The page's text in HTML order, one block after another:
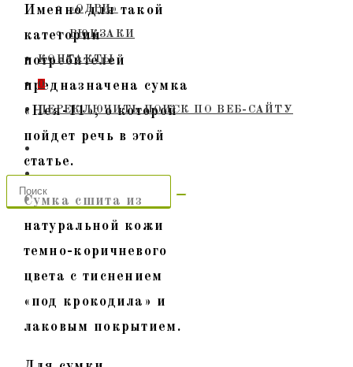
«ОДРИ»
РЮКЗАКИ
КОНТАКТЫ
0
ПЕРЕКЛЮЧИТЬ ПОИСК ПО ВЕБ-САЙТУ
Именно для такой
категории
потребителей
предназначена сумка
«Нея-11», о которой
пойдет речь в этой
статье.
Сумка сшита из
натуральной кожи
темно-коричневого
цвета с тиснением
«под крокодила» и
лаковым покрытием.